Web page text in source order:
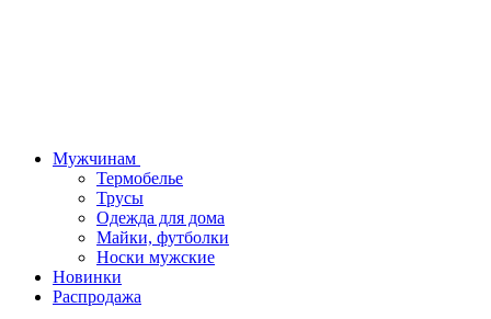
Мужчинам
Термобелье
Трусы
Одежда для дома
Майки, футболки
Носки мужские
Новинки
Распродажа